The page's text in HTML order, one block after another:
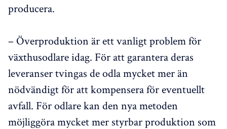
producera.
– Överproduktion är ett vanligt problem för
växthusodlare idag. För att garantera deras
leveranser tvingas de odla mycket mer än
nödvändigt för att kompensera för eventuellt
avfall. För odlare kan den nya metoden
möjliggöra mycket mer styrbar produktion som